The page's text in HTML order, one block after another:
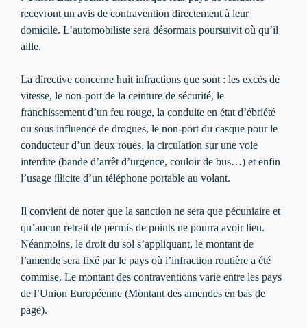
recevront un avis de contravention directement à leur
domicile. L’automobiliste sera désormais poursuivit où qu’il
aille.
La directive concerne huit infractions que sont : les excès de
vitesse, le non-port de la ceinture de sécurité, le
franchissement d’un feu rouge, la conduite en état d’ébriété
ou sous influence de drogues, le non-port du casque pour le
conducteur d’un deux roues, la circulation sur une voie
interdite (bande d’arrêt d’urgence, couloir de bus…) et enfin
l’usage illicite d’un téléphone portable au volant.
Il convient de noter que la sanction ne sera que pécuniaire et
qu’aucun retrait de permis de points ne pourra avoir lieu.
Néanmoins, le droit du sol s’appliquant, le montant de
l’amende sera fixé par le pays où l’infraction routière a été
commise. Le montant des contraventions varie entre les pays
de l’Union Européenne (Montant des amendes en bas de
page).